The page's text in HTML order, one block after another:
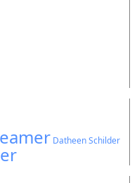
DatheenSchilder